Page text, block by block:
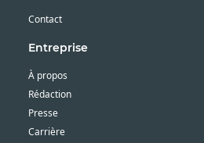
Contact
Entreprise
À propos
Rédaction
Presse
Carrière